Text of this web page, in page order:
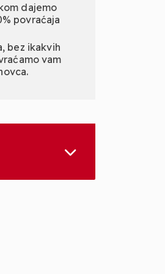
dajemo
povraćaja
bez ikakvih
vam